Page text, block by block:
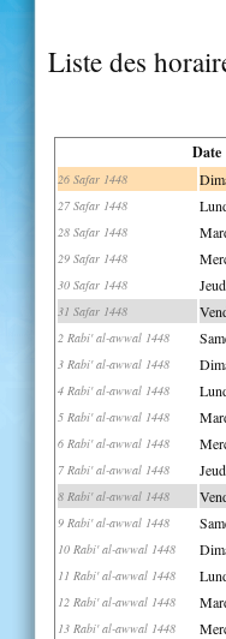
Liste des
Date
26 Safar 1448
27 Safar 1448
28 Safar 1448
29 Safar 1448
30 Safar 1448
31 Safar 1448
2 Rabi' al-awwal 1448
3 Rabi' al-awwal 1448
4 Rabi' al-awwal 1448
5 Rabi' al-awwal 1448
6 Rabi' al-awwal 1448
7 Rabi' al-awwal 1448
8 Rabi' al-awwal 1448
9 Rabi' al-awwal 1448
10 Rabi' al-awwal 1448
11 Rabi' al-awwal 1448
12 Rabi' al-awwal 1448
13 Rabi' al-awwal 1448